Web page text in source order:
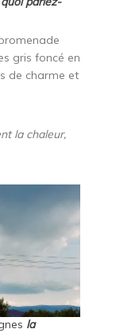
gris foncé en
de charme et
la chaleur,
la